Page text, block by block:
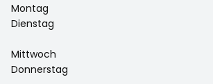
Montag
Dienstag
Mittwoch
Donnerstag